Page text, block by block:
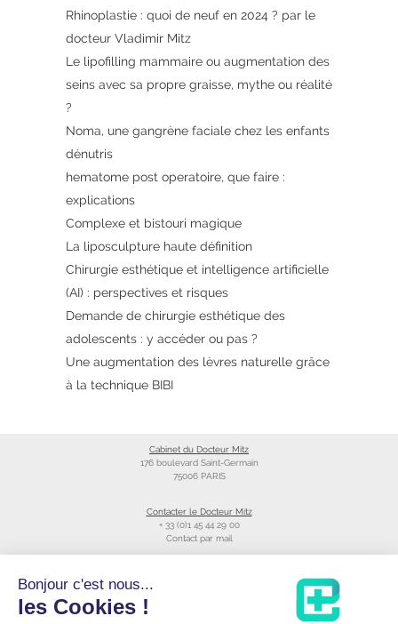
Rhinoplastie : quoi de neuf en 2024 ? par le
docteur Vladimir Mitz
Le lipofilling mammaire ou augmentation des
seins avec sa propre graisse, mythe ou réalité
?
Noma, une gangrène faciale chez les enfants
dénutris
hematome post operatoire, que faire :
explications
Complexe et bistouri magique
La liposculpture haute définition
Chirurgie esthétique et intelligence artificielle
(AI) : perspectives et risques
Demande de chirurgie esthétique des
adolescents : y accéder ou pas ?
Une augmentation des lèvres naturelle grâce
à la technique BIBI
Cabinet du Docteur Mitz
176 boulevard Saint-Germain
75006 PARIS
Contacter le Docteur Mitz
+ 33 (0)1 45 44 29 00
Contact par mail
Bonjour c'est nous...
les Cookies !